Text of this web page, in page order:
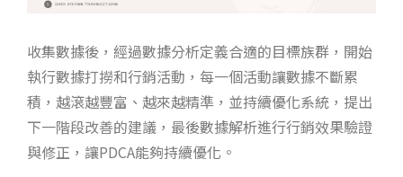
收集數據後，經過數據分析定義合適的目標族群，開始
執行數據打撈和行銷活動，每一個活動讓數據不斷累
積，越滾越豐富、越來越精準，並持續優化系統，提出
下一階段改善的建議，最後數據解析進行行銷效果驗證
與修正，讓PDCA能夠持續優化。